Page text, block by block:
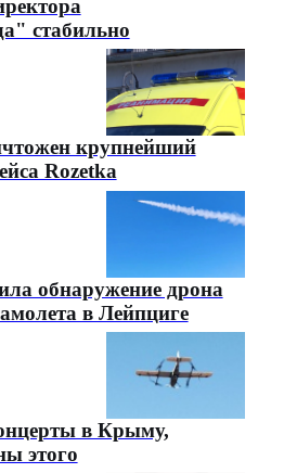
стабильно
крупнейший
Rozetka
обнаружение дрона
в Лейпциге
в Крыму,
этого